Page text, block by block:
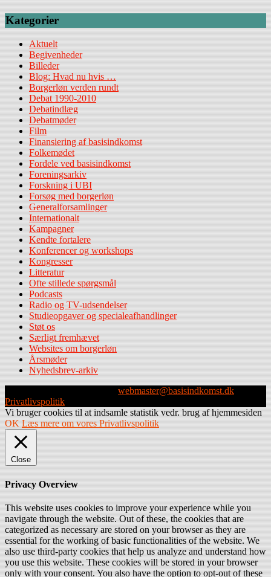
Kategorier
Aktuelt
Begivenheder
Billeder
Blog: Hvad nu hvis …
Borgerløn verden rundt
Debat 1990-2010
Debatindlæg
Debatmøder
Film
Finansiering af basisindkomst
Folkemødet
Fordele ved basisindkomst
Foreningsarkiv
Forskning i UBI
Forsøg med borgerløn
Generalforsamlinger
Internationalt
Kampagner
Kendte fortalere
Konferencer og workshops
Kongresser
Litteratur
Ofte stillede spørgsmål
Podcasts
Radio og TV-udsendelser
Studieopgaver og specialeafhandlinger
Støt os
Særligt fremhævet
Websites om borgerløn
Årsmøder
Nyhedsbrev-arkiv
webmaster@basisindkomst.dk
Privatlivspolitik
Vi bruger cookies til at indsamle statistik vedr. brug af hjemmesiden
OK Læs mere om vores Privatlivspolitik
Close
Privacy Overview
This website uses cookies to improve your experience while you
navigate through the website. Out of these, the cookies that are
categorized as necessary are stored on your browser as they are
essential for the working of basic functionalities of the website. We
also use third-party cookies that help us analyze and understand how
you use this website. These cookies will be stored in your browser
only with your consent. You also have the option to opt-out of these